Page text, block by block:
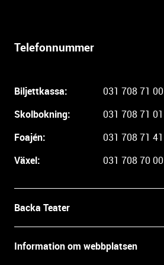
Telefonnummer
Biljettkassa:
031 708 71 00
Skolbokning:
031 708 71 01
Foajén:
031 708 71 41
Växel:
031 708 70 00
Backa Teater
Information om webbplatsen